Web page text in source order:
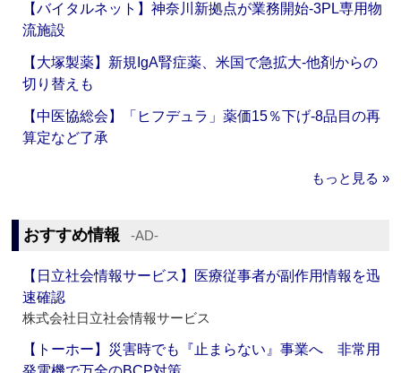
【バイタルネット】神奈川新拠点が業務開始‐3PL専用物
流施設
【大塚製薬】新規IgA腎症薬、米国で急拡大‐他剤からの
切り替えも
【中医協総会】「ヒフデュラ」薬価15％下げ‐8品目の再
算定など了承
もっと見る »
おすすめ情報 ‐AD‐
【日立社会情報サービス】医療従事者が副作用情報を迅
速確認
株式会社日立社会情報サービス
【トーホー】災害時でも『止まらない』事業へ 非常用